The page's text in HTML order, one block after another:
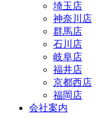
埼玉店
神奈川店
群馬店
石川店
岐阜店
福井店
京都西店
福岡店
会社案内